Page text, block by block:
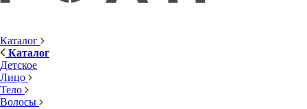
Каталог
Каталог
Детское
Лицо
Тело
Волосы